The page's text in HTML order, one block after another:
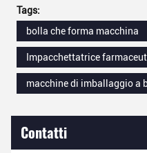
Tags:
bolla che forma macchina
Impacchettatrice
macchine di imballaggio a
Contatti